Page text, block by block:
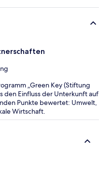
„Green Key (Stiftung
den Einfluss der Unterkunft auf
Punkte bewertet: Umwelt,
Wirtschaft.